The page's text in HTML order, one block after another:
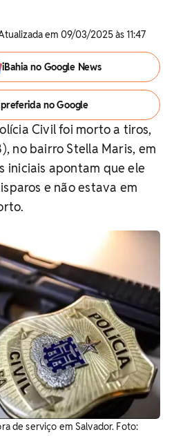
em 09/03/2025 às 11:47
iBahia no Google News
no Google
Civil foi morto a tiros,
no bairro Stella Maris, em
iniciais apontam que ele
e não estava em
de serviço em Salvador. Foto: